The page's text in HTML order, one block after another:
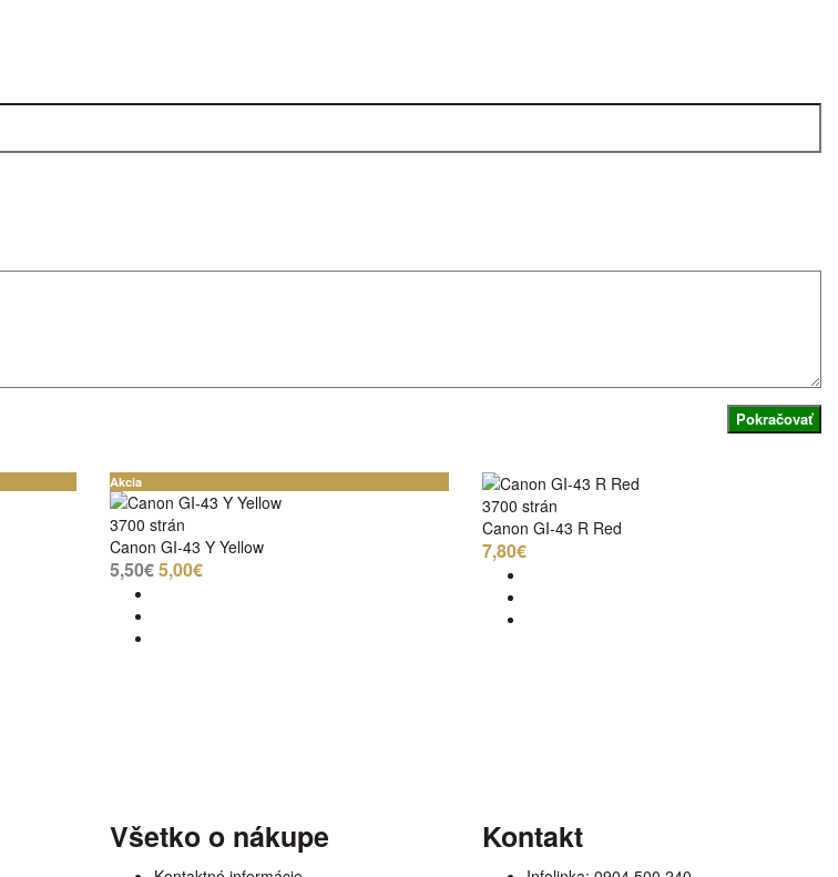
Pokračovať
Akcia
3700 strán
Canon GI-43 Y Yellow
5,50€5,00€
3700 strán
Canon GI-43 R Red
7,80€
Všetko o nákupe Kontakt